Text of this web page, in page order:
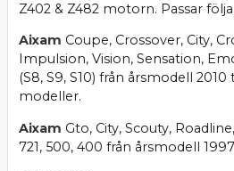
Z402 & Z482 motorn. Passar
Aixam Coupe, Crossover, City,
Impulsion, Vision, Sensation,
(S8, S9, S10) från årsmodell
modeller.
Aixam Gto, City, Scouty,
721, 500, 400 från årsmodell